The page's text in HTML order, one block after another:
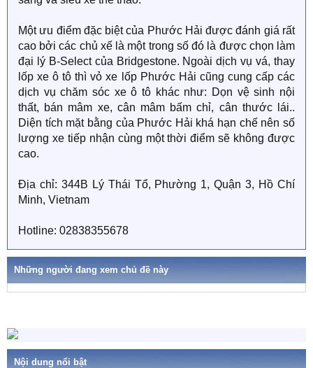
Một ưu điểm đặc biệt của Phước Hải được đánh giá rất
cao bởi các chủ xế là một trong số đó là được chọn làm
đại lý B-Select của Bridgestone. Ngoài dịch vụ vá, thay
lốp xe ô tô thì vỏ xe lốp Phước Hải cũng cung cấp các
dịch vụ chăm sóc xe ô tô khác như: Dọn vệ sinh nội
thất, bán mâm xe, cân mâm bấm chỉ, cân thước lái..
Diện tích mặt bằng của Phước Hải khá hạn chế nên số
lượng xe tiếp nhận cùng một thời điểm sẽ không được
cao.
Địa chỉ: 344B Lý Thái Tổ, Phường 1, Quận 3, Hồ Chí
Minh, Vietnam
Hotline: 02838355678
Những người đang xem chủ đề này
Nội dung nổi bật